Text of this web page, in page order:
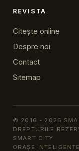
REVISTA
Citește online
Despre noi
Contact
Sitemap
© 2016 - 2026
DREPTURILE
SMART CITY
ORAȘE